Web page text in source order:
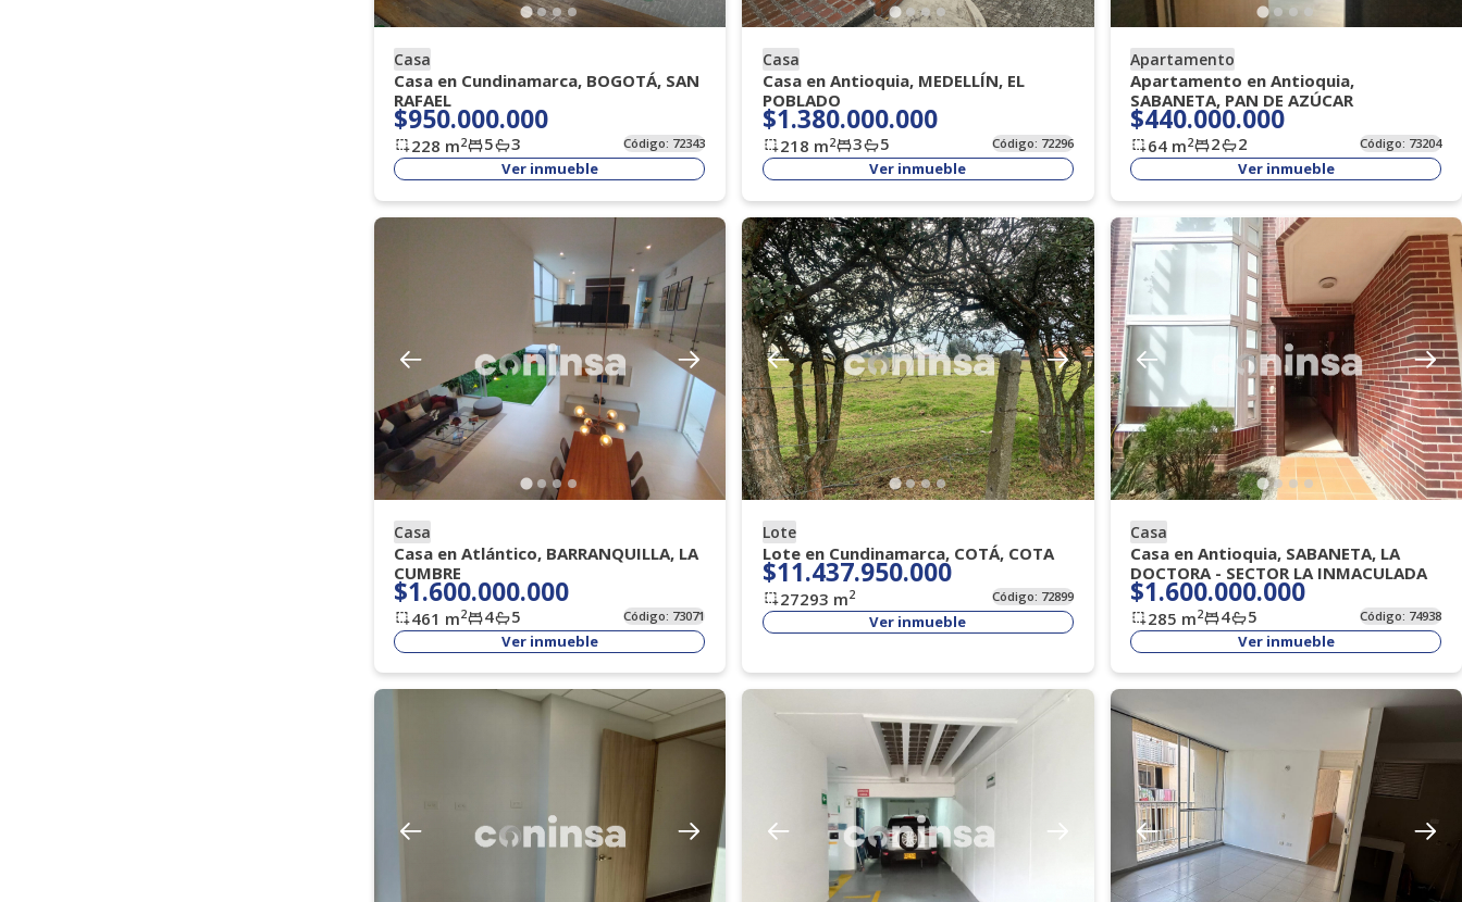
Casa
Casa en Cundinamarca, BOGOTÁ, SAN
RAFAEL
$950.000.000
228 m2 5 3 Código: 72343
Ver inmueble
Casa
Casa en Antioquia, MEDELLÍN, EL
POBLADO
$1.380.000.000
218 m2 3 5 Código: 72296
Ver inmueble
Apartamento
Apartamento en Antioquia,
SABANETA, PAN DE AZÚCAR
$440.000.000
64 m2 2 2 Código: 73204
Ver inmueble
Casa
Casa en Atlántico, BARRANQUILLA, LA
CUMBRE
$1.600.000.000
461 m2 4 5 Código: 73071
Ver inmueble
Lote
Lote en Cundinamarca, COTÁ, COTA
$11.437.950.000
27293 m2 Código: 72899
Ver inmueble
Casa
Casa en Antioquia, SABANETA, LA
DOCTORA - SECTOR LA INMACULADA
$1.600.000.000
285 m2 4 5 Código: 74938
Ver inmueble